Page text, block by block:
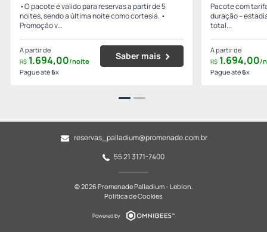
•O pacote é válido para reservas a partir de 5
noites, sendo a última noite como cortesia. •
Promoção v...
A partir de
R$ 1.694,00/noite
Pague até6x
Saber mais
Pacote com
duração –
total...
A partir de
R$ 1.694,00/
Pague até6x
reservas_palladium@promenade.com.br
55 21 3171-7400
© 2026 Promenade Palladium - Leblon.
Política de Cookies
Powered by